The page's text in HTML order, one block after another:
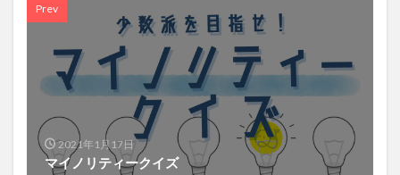
Prev
2021年1月17日
マイノリティークイズ